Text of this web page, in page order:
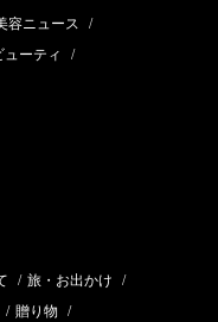
容ニュース /
ューティ /
/ 旅・お出かけ /
/ 贈り物 /